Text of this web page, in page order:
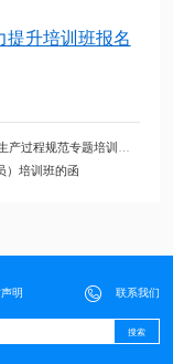
提升培训班报名
规范专题培训班的通知
）培训班的函
明  联系我们
搜索